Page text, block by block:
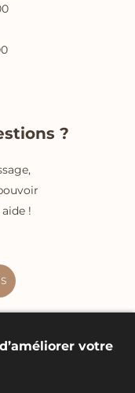
?
!
votre